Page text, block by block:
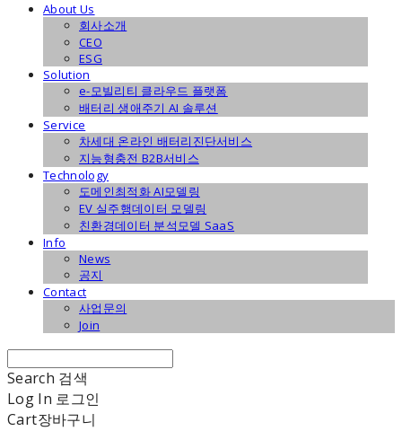
About Us
회사소개
CEO
ESG
Solution
e-모빌리티 클라우드 플랫폼
배터리 생애주기 AI 솔루션
Service
차세대 온라인 배터리진단서비스
지능형충전 B2B서비스
Technology
도메인최적화 AI모델링
EV 실주행데이터 모델링
친환경데이터 분석모델 SaaS
Info
News
공지
Contact
사업문의
Join
Search 검색
Log In 로그인
Cart장바구니